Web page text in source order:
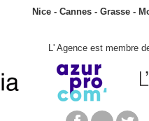
Nice - Cannes - Grasse -
L' Agence est membre